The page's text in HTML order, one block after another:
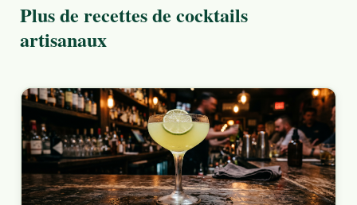
Plus de recettes de cocktails
artisanaux